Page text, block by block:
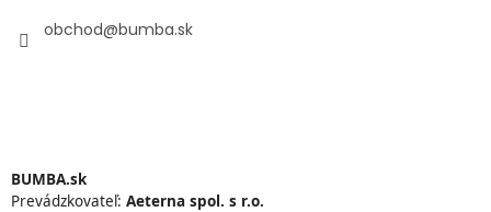
obchod@bumba.sk
BUMBA.sk
Prevádzkovateľ: Aeterna spol. s r.o.